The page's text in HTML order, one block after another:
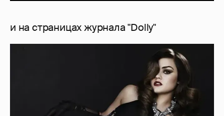
и на страницах журнала "Dolly"